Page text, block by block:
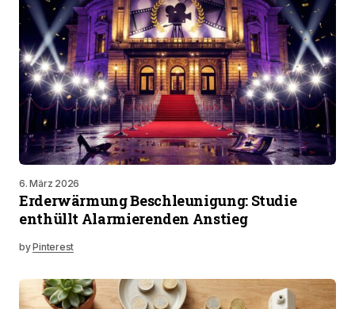
6. März 2026
Erderwärmung Beschleunigung: Studie
enthüllt Alarmierenden Anstieg
byPinterest